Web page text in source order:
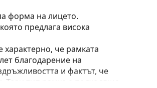
форма на лицето.
предлага висока
характерно, че рамката
благодарение на
и фактът, че
тип рамка е подходяща